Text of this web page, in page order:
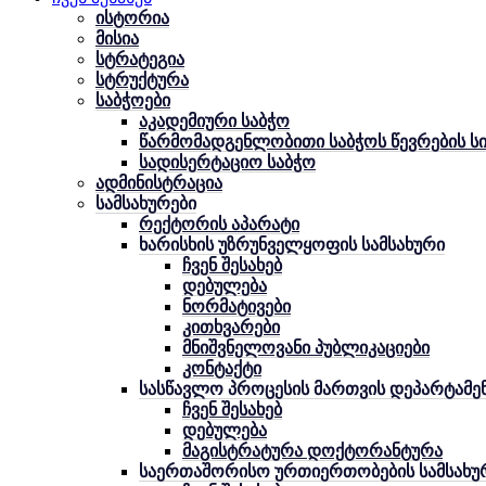
ისტორია
მისია
სტრატეგია
სტრუქტურა
საბჭოები
აკადემიური საბჭო
წარმომადგენლობითი საბჭოს წევრების
სადისერტაციო საბჭო
ადმინისტრაცია
სამსახურები
რექტორის აპარატი
ხარისხის უზრუნველყოფის სამსახური
ჩვენ შესახებ
დებულება
ნორმატივები
კითხვარები
მნიშვნელოვანი პუბლიკაციები
კონტაქტი
სასწავლო პროცესის მართვის
ჩვენ შესახებ
დებულება
მაგისტრატურა დოქტორანტურა
საერთაშორისო ურთიერთობების